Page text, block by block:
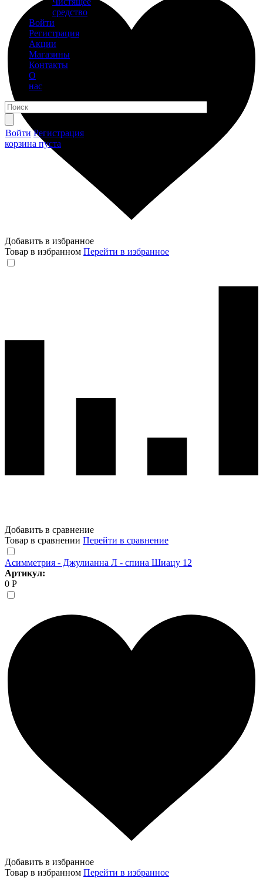
средство
Войти
Регистрация
Акции
Магазины
Контакты
О
нас
Войти Регистрация
корзина пуста
Добавить в избранное
Товар в избранном Перейти в избранное
Добавить в сравнение
Товар в сравнении Перейти в сравнение
Асимметрия - Джулианна Л - спина Шиацу 12
Артикул:
0 Р
Добавить в избранное
Товар в избранном Перейти в избранное